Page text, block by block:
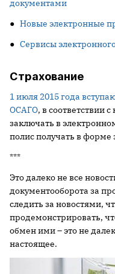
документами
● Новые электронные
● Сервисы
Страхование
1 июля 2015 года
ОСАГО, в соответствии
заключать в
полис получать в форме
***
Это далеко не все
документооборота за
следить за новостями,
продемонстрировать,
обмен ими – это не
настоящее.